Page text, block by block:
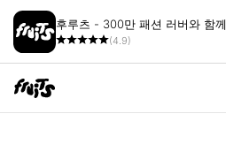
후루츠 - 300만 패션 러버와 함
(4.9)